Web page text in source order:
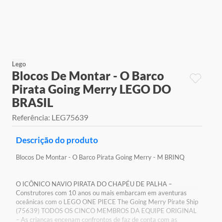
Lego
Blocos De Montar - O Barco
Pirata Going Merry LEGO DO
BRASIL
Referência: LEG75639
Descrição do produto
Blocos De Montar - O Barco Pirata Going Merry - M BRINQ
O ICÔNICO NAVIO PIRATA DO CHAPÉU DE PALHA –
Construtores com 10 anos ou mais embarcam em aventuras
oceânicas com o LEGO ONE PIECE The Going Merry Pirate Ship
(75639) TODOS OS CINCO MEMBROS DA EQUIPE ORIGINAL
– As crianças encenam confrontos de faz de conta com as